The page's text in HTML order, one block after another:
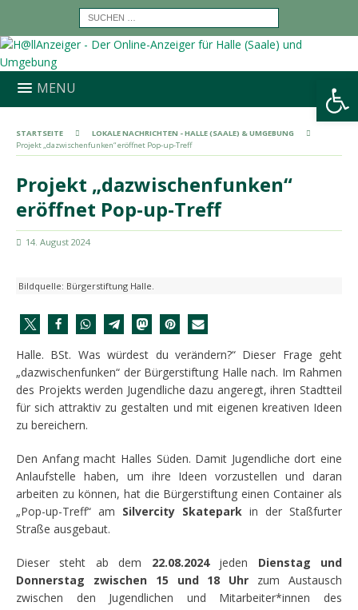
Werkzeugleiste öffnen
MENU
STARTSEITE
LOKALE NACHRICHTEN - HALLE (SAALE) & UMGEBUNG
Projekt „dazwischenfunken“ eröffnet Pop-up-Treff
Projekt „dazwischenfunken“
eröffnet Pop-up-Treff
14. August 2024
Bildquelle: Bürgerstiftung Halle.
Halle. BSt. Was würdest du verändern?“ Dieser Frage geht
„dazwischenfunken“ der Bürgerstiftung Halle nach. Im Rahmen
des Projekts werden Jugendliche dazu angeregt, ihren Stadtteil
für sich attraktiv zu gestalten und mit eigenen kreativen Ideen
zu bereichern.
Den Anfang macht Halles Süden. Damit Jugendliche dort eine
Anlaufstelle haben, um ihre Ideen vorzustellen und daran
arbeiten zu können, hat die Bürgerstiftung einen Container als
„Pop-up-Treff“ am Silvercity Skatepark in der Staßfurter
Straße ausgebaut.
Dieser steht ab dem 22.08.2024jeden Dienstag und
Donnerstag
zwischen 15 und 18 Uhr zum Austausch
zwischen den Jugendlichen und Mitarbeiter*innen des